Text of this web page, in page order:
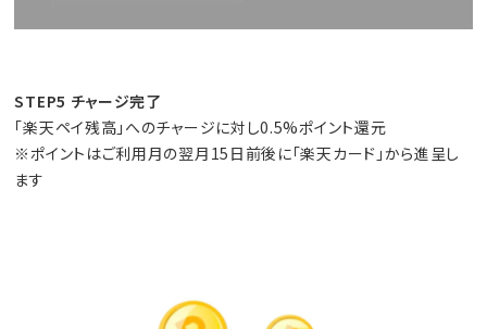
STEP5 チャージ完了
「楽天ペイ残高」へのチャージに対し0.5%ポイント還元
※ポイントはご利用月の翌月15日前後に「楽天カード」から進呈し
ます